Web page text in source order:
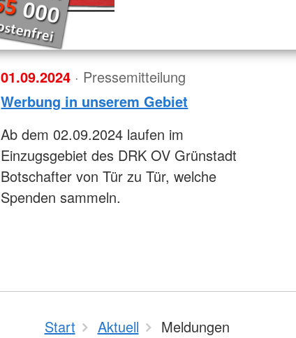
01.09.2024 · Pressemitteilung
Werbung in unserem Gebiet
Ab dem 02.09.2024 laufen im
Einzugsgebiet des DRK OV Grünstadt
Botschafter von Tür zu Tür, welche
Spenden sammeln.
Start Aktuell Meldungen